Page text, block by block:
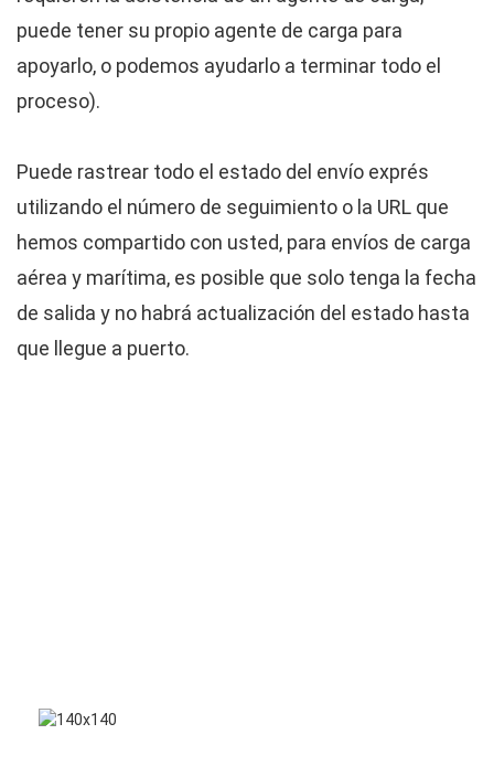
puede tener su propio agente de carga para
apoyarlo, o podemos ayudarlo a terminar todo el
proceso).
Puede rastrear todo el estado del envío exprés
utilizando el número de seguimiento o la URL que
hemos compartido con usted, para envíos de carga
aérea y marítima, es posible que solo tenga la fecha
de salida y no habrá actualización del estado hasta
que llegue a puerto.